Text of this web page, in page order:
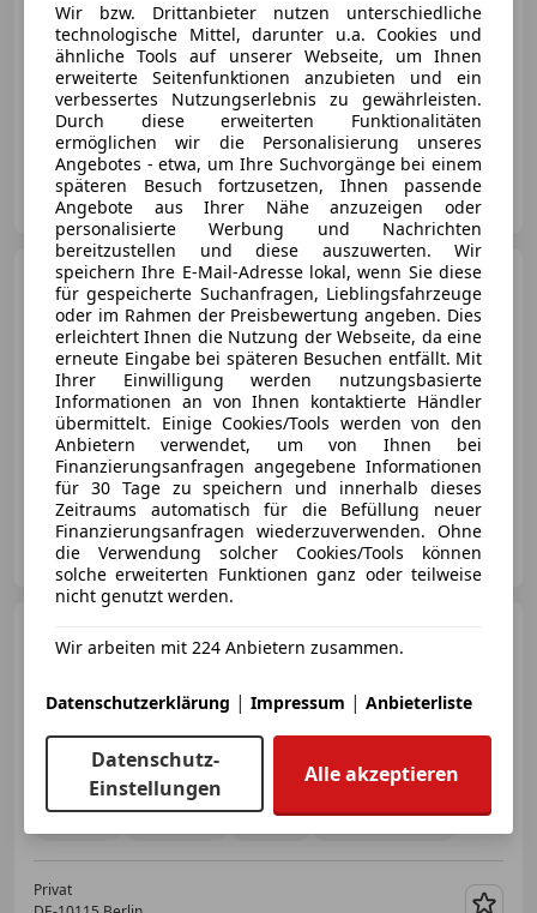
€ 8 999
06/2006 73 000 km Benzin 170 kW (231 PS)
Privat
IT-57030 Marciana
Mazda RX-8RX-8 Renesis
€ 6 800
06/2005 119 880 km Benzin 141 kW (192 PS)
Privat
DE-58515 Lüdenscheid, Stadt
€ 18 000
Privat
Wir bzw. Drittanbieter nutzen unterschiedliche
technologische Mittel, darunter u.a. Cookies und
ähnliche Tools auf unserer Webseite, um Ihnen
erweiterte Seitenfunktionen anzubieten und ein
verbessertes Nutzungserlebnis zu gewährleisten.
Durch diese erweiterten Funktionalitäten
ermöglichen wir die Personalisierung unseres
Angebotes - etwa, um Ihre Suchvorgänge bei einem
späteren Besuch fortzusetzen, Ihnen passende
Angebote aus Ihrer Nähe anzuzeigen oder
personalisierte Werbung und Nachrichten
bereitzustellen und diese auszuwerten. Wir
speichern Ihre E-Mail-Adresse lokal, wenn Sie diese
für gespeicherte Suchanfragen, Lieblingsfahrzeuge
oder im Rahmen der Preisbewertung angeben. Dies
erleichtert Ihnen die Nutzung der Webseite, da eine
erneute Eingabe bei späteren Besuchen entfällt. Mit
Ihrer Einwilligung werden nutzungsbasierte
Informationen an von Ihnen kontaktierte Händler
übermittelt. Einige Cookies/Tools werden von den
Anbietern verwendet, um von Ihnen bei
Finanzierungsanfragen angegebene Informationen
für 30 Tage zu speichern und innerhalb dieses
Zeitraums automatisch für die Befüllung neuer
Finanzierungsanfragen wiederzuverwenden. Ohne
die Verwendung solcher Cookies/Tools können
solche erweiterten Funktionen ganz oder teilweise
nicht genutzt werden.
Wir arbeiten mit 224 Anbietern zusammen.
Datenschutzerklärung | Impressum | Anbieterliste
Datenschutz-
Einstellungen
Alle akzeptieren